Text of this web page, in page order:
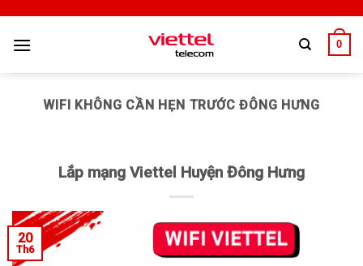
0
WIFI KHÔNG CẦN HẸN TRƯỚC ĐÔNG HƯNG
Lắp mạng Viettel Huyện Đông Hưng
20
Th6